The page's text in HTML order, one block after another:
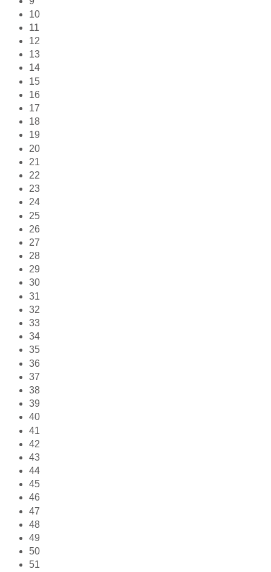
10
11
12
13
14
15
16
17
18
19
20
21
22
23
24
25
26
27
28
29
30
31
32
33
34
35
36
37
38
39
40
41
42
43
44
45
46
47
48
49
50
51